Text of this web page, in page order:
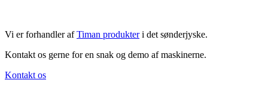
Vi er forhandler afTiman produkteri det sønderjyske.
Kontakt os gerne for en snak og demo af maskinerne.
Kontakt os